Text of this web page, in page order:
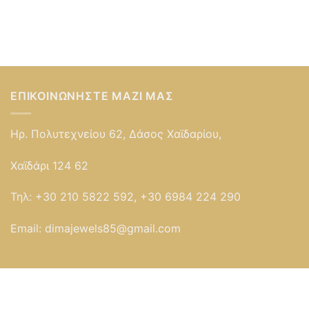
ΕΠΙΚΟΙΝΩΝΉΣΤΕ ΜΑΖΊ ΜΑΣ
Ηρ. Πολυτεχνείου 62, Δάσος Χαϊδαρίου,
Χαϊδάρι 124 62
Τηλ: +30 210 5822 592, +30 6984 224 290
Email: dimajewels85@gmail.com